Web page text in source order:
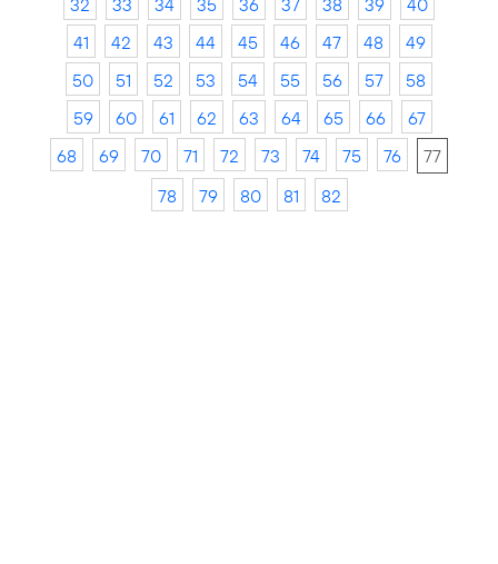
32
33 34 35 36 37 38 39
40
41
42 43 44 45 46 47 48
49
50
51 52 53 54 55 56 57
58
59
60 61 62 63 64 65 66
67
68
69 70 71 72 73 74 75 76
77
78
79 80 81 82